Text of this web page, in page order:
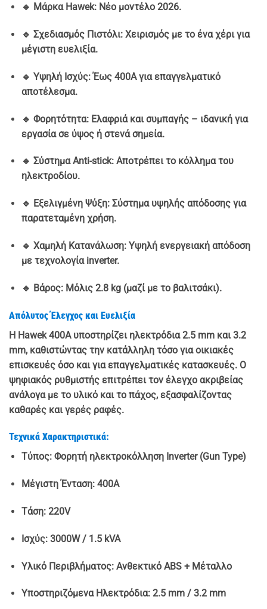
🔹 Μάρκα Hawek: Νέο μοντέλο 2026.
🔹 Σχεδιασμός Πιστόλι: Χειρισμός με το ένα χέρι για
μέγιστη ευελιξία.
🔹 Υψηλή Ισχύς: Έως 400A για επαγγελματικό
αποτέλεσμα.
🔹 Φορητότητα: Ελαφριά και συμπαγής – ιδανική για
εργασία σε ύψος ή στενά σημεία.
🔹 Σύστημα Anti-stick: Αποτρέπει το κόλλημα του
ηλεκτροδίου.
🔹 Εξελιγμένη Ψύξη: Σύστημα υψηλής απόδοσης για
παρατεταμένη χρήση.
🔹 Χαμηλή Κατανάλωση: Υψηλή ενεργειακή απόδοση
με τεχνολογία inverter.
🔹 Βάρος: Μόλις 2.8 kg (μαζί με το βαλιτσάκι).
Απόλυτος Έλεγχος και Ευελιξία
Η Hawek 400A υποστηρίζει ηλεκτρόδια 2.5 mm και 3.2
mm, καθιστώντας την κατάλληλη τόσο για οικιακές
επισκευές όσο και για επαγγελματικές κατασκευές. Ο
ψηφιακός ρυθμιστής επιτρέπει τον έλεγχο ακριβείας
ανάλογα με το υλικό και το πάχος, εξασφαλίζοντας
καθαρές και γερές ραφές.
Τεχνικά Χαρακτηριστικά:
Τύπος: Φορητή ηλεκτροκόλληση Inverter (Gun Type)
Μέγιστη Ένταση: 400A
Τάση: 220V
Ισχύς: 3000W / 1.5 kVA
Υλικό Περιβλήματος: Ανθεκτικό ABS + Μέταλλο
Υποστηριζόμενα Ηλεκτρόδια: 2.5 mm / 3.2 mm